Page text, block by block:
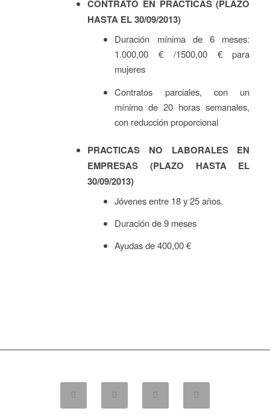
CONTRATO EN PRACTICAS (PLAZO
HASTA EL 30/09/2013)
Duración mínima de 6 meses:
1.000,00 € /1500,00 € para
mujeres
Contratos parciales, con un
mínimo de 20 horas semanales,
con reducción proporcional
PRACTICAS NO LABORALES EN
EMPRESAS (PLAZO HASTA EL
30/09/2013)
Jóvenes entre 18 y 25 años.
Duración de 9 meses
Ayudas de 400,00 €